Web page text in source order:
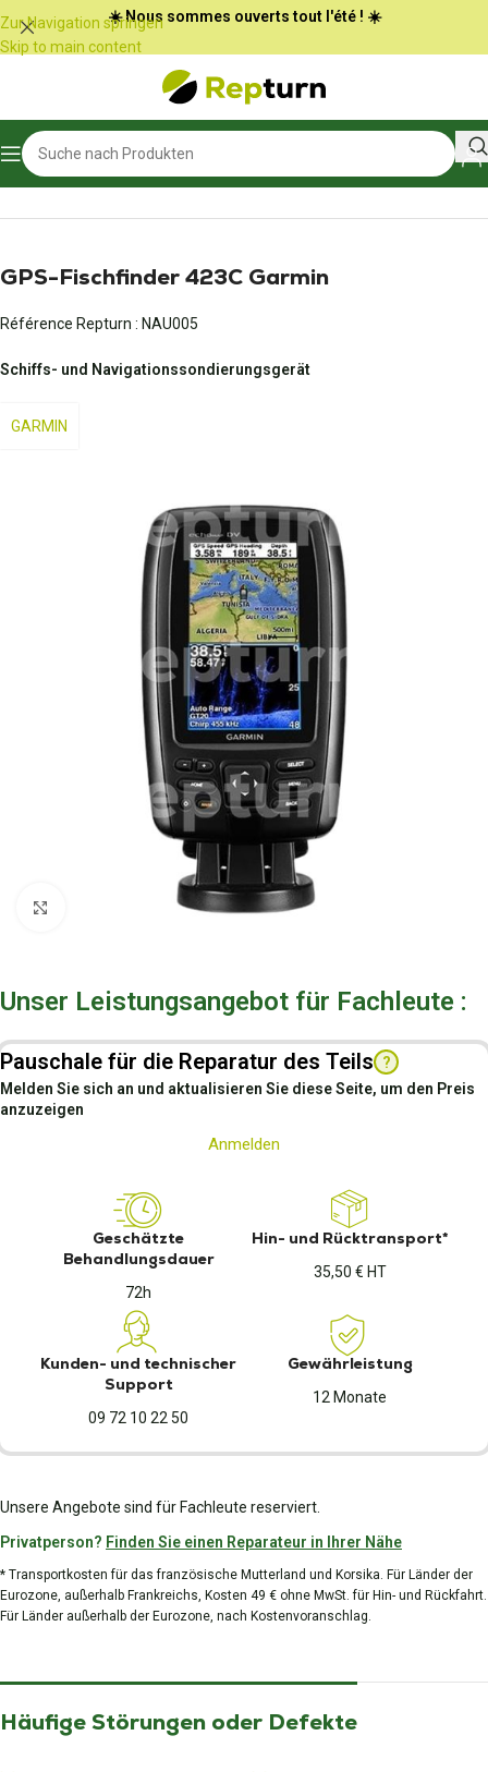
Cookie-Einstellungen
Zur Navigation springen
Skip to main content
☀️ Nous sommes ouverts tout l'été ! ☀️
Start/Boot und nautische Ausrüstung
GPS-Fischfinder 423C Garmin
Référence Repturn : NAU005
Schiffs- und Navigationssondierungsgerät
GARMIN
Zum Vergrößern klicken
Unser Leistungsangebot für Fachleute :
Pauschale für die Reparatur des Teils ?
Melden Sie sich an und aktualisieren Sie diese Seite, um den Preis
anzuzeigen
Anmelden
Geschätzte
Behandlungsdauer
72h
Hin- und Rücktransport*
35,50 € HT
Kunden- und technischer
Support
09 72 10 22 50
Gewährleistung
12 Monate
Unsere Angebote sind für Fachleute reserviert.
Privatperson? Finden Sie einen Reparateur in Ihrer Nähe
* Transportkosten für das französische Mutterland und Korsika. Für Länder der
Eurozone, außerhalb Frankreichs, Kosten 49 € ohne MwSt. für Hin- und Rückfahrt.
Für Länder außerhalb der Eurozone, nach Kostenvoranschlag.
Häufige Störungen oder Defekte